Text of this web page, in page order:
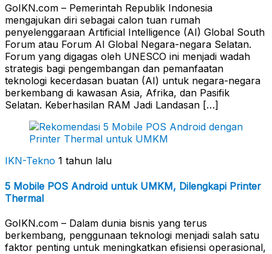
GoIKN.com – Pemerintah Republik Indonesia
mengajukan diri sebagai calon tuan rumah
penyelenggaraan Artificial Intelligence (AI) Global South
Forum atau Forum AI Global Negara-negara Selatan.
Forum yang digagas oleh UNESCO ini menjadi wadah
strategis bagi pengembangan dan pemanfaatan
teknologi kecerdasan buatan (AI) untuk negara-negara
berkembang di kawasan Asia, Afrika, dan Pasifik
Selatan. Keberhasilan RAM Jadi Landasan […]
IKN-Tekno 1 tahun lalu
5 Mobile POS Android untuk UMKM, Dilengkapi Printer
Thermal
GoIKN.com – Dalam dunia bisnis yang terus
berkembang, penggunaan teknologi menjadi salah satu
faktor penting untuk meningkatkan efisiensi operasional,